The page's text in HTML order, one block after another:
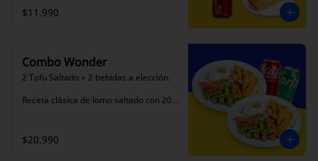
la casa, acompañado de fideos de
arroz.
$11.990
Combo Wonder
2 Tofu Saltado + 2 bebidas a elección.
Receta clásica de lomo saltado con 200
$20.990